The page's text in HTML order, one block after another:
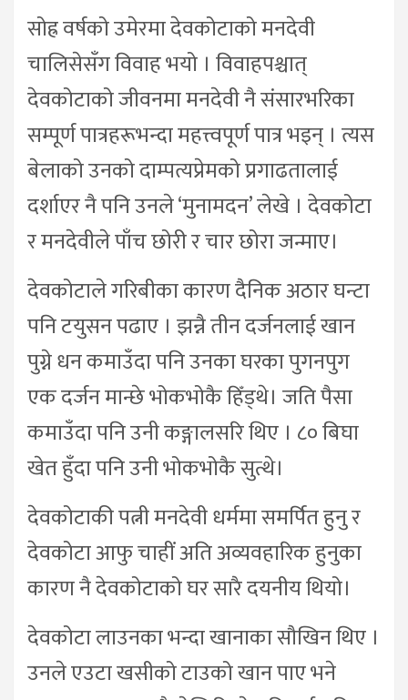
सोह्र वर्षको उमेरमा देवकोटाको मनदेवी
चालिसेसँग विवाह भयो । विवाहपश्चात्
देवकोटाको जीवनमा मनदेवी नै संसारभरिका
सम्पूर्ण पात्रहरूभन्दा महत्त्वपूर्ण पात्र भइन् । त्यस
बेलाको उनको दाम्पत्यप्रेमको प्रगाढतालाई
दर्शाएर नै पनि उनले ‘मुनामदन’ लेखे । देवकोटा
र मनदेवीले पाँच छोरी र चार छोरा जन्माए।
देवकोटाले गरिबीका कारण दैनिक अठार घन्टा
पनि टयुसन पढाए । झन्नै तीन दर्जनलाई खान
पुग्ने धन कमाउँदा पनि उनका घरका पुगनपुग
एक दर्जन मान्छे भोकभोकै हिँड्थे। जति पैसा
कमाउँदा पनि उनी कङ्गालसरि थिए । ८० बिघा
खेत हुँदा पनि उनी भोकभोकै सुत्थे।
देवकोटाकी पत्नी मनदेवी धर्ममा समर्पित हुनु र
देवकोटा आफु चाहीं अति अव्यवहारिक हुनुका
कारण नै देवकोटाको घर सारै दयनीय थियो।
देवकोटा लाउनका भन्दा खानाका सौखिन थिए ।
उनले एउटा खसीको टाउको खान पाए भने